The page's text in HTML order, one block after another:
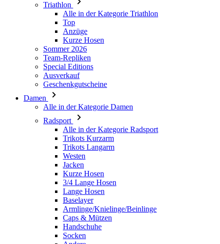
Triathlon
Alle in der Kategorie Triathlon
Top
Anzüge
Kurze Hosen
Sommer 2026
Team-Repliken
Special Editions
Ausverkauf
Geschenkgutscheine
Damen
Alle in der Kategorie Damen
Radsport
Alle in der Kategorie Radsport
Trikots Kurzarm
Trikots Langarm
Westen
Jacken
Kurze Hosen
3/4 Lange Hosen
Lange Hosen
Baselayer
Armlinge/Knielinge/Beinlinge
Caps & Mützen
Handschuhe
Socken